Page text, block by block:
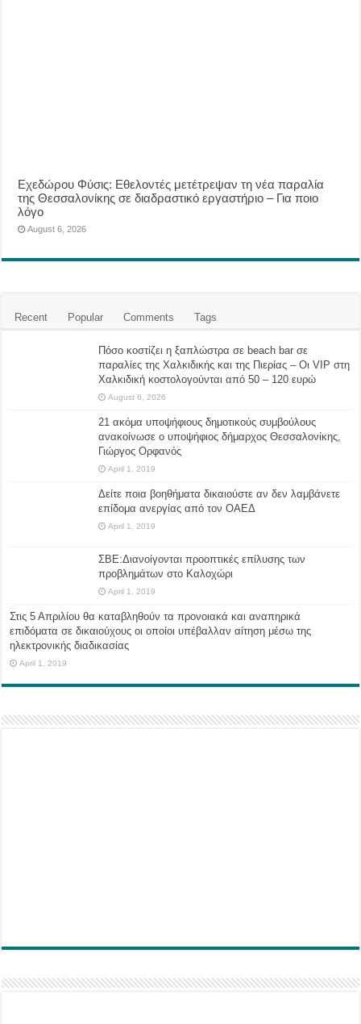
Eχεδώρου Φύσις: Εθελοντές μετέτρεψαν τη νέα παραλία
της Θεσσαλονίκης σε διαδραστικό εργαστήριο – Για ποιο
λόγο
August 6, 2026
Recent Popular Comments Tags
Πόσο κοστίζει η ξαπλώστρα σε beach bar σε
παραλίες της Χαλκιδικής και της Πιερίας – Οι VIP στη
Χαλκιδική κοστολογούνται από 50 – 120 ευρώ
August 6, 2026
21 ακόμα υποψήφιους δημοτικούς συμβούλους
ανακοίνωσε ο υποψήφιος δήμαρχος Θεσσαλονίκης,
Γιώργος Ορφανός
April 1, 2019
Δείτε ποια βοηθήματα δικαιούστε αν δεν λαμβάνετε
επίδομα ανεργίας από τον ΟΑΕΔ
April 1, 2019
ΣΒΕ:Διανοίγονται προοπτικές επίλυσης των
προβλημάτων στο Καλοχώρι
April 1, 2019
Στις 5 Απριλίου θα καταβληθούν τα προνοιακά και αναπηρικά
επιδόματα σε δικαιούχους οι οποίοι υπέβαλλαν αίτηση μέσω της
ηλεκτρονικής διαδικασίας
April 1, 2019